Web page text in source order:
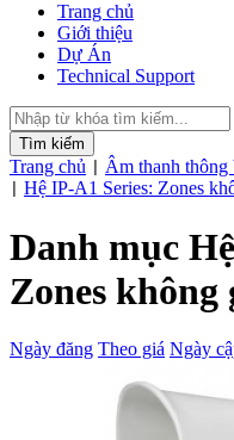
Trang chủ
Giới thiệu
Dự Án
Technical Support
Trang chủ Âm thanh thông
Hệ IP-A1 Series: Zones
Danh mục
Zones không
Ngày đăng Theo giá Ngày